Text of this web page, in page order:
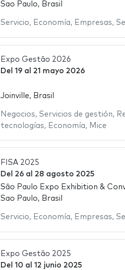
Sao Paulo, Brasil
Servicio, Economía, Empresas,
Expo Gestão 2026
Del 19al 21 mayo 2026
Joinville, Brasil
Negocios, Servicios de gestión,
tecnologías, Economía, Mice
FISA 2025
Del 26al 28 agosto 2025
São Paulo Expo Exhibition &
Sao Paulo, Brasil
Servicio, Economía, Empresas,
Expo Gestão 2025
Del 10 al 12 junio 2025